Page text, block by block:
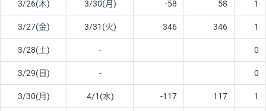
3/26(木) 3/30(月) -58 58 1
3/27(金) 3/31(火) -346 346 1
3/28(土) - 0
3/29(日) - 0
3/30(月) 4/1(水) -117 117 1